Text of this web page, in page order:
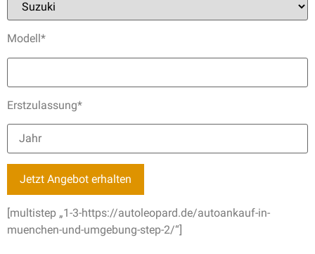
Modell*
Erstzulassung*
[multistep „1-3-https://autoleopard.de/autoankauf-in-
muenchen-und-umgebung-step-2/“]